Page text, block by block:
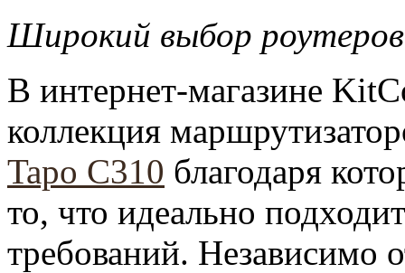
Широкий выбор
В интернет-магазине
коллекция
Tapo C310 благодаря
то, что идеально
требований. Независимо